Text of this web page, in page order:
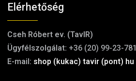
Elérhetőség
Cseh Róbert ev. (TavIR)
Ügyfélszolgálat: +36 (20) 99-23-781
E-mail: shop (kukac) tavir (pont) hu